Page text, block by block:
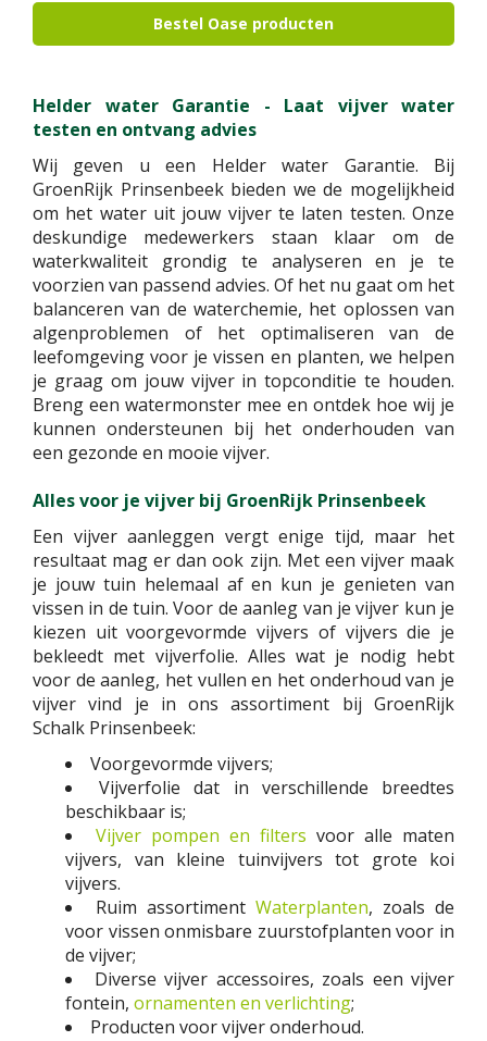
Bestel Oase producten
Helder water Garantie - Laat vijver water
testen en ontvang advies
Wij geven u een Helder water Garantie. Bij
GroenRijk Prinsenbeek bieden we de mogelijkheid
om het water uit jouw vijver te laten testen. Onze
deskundige medewerkers staan klaar om de
waterkwaliteit grondig te analyseren en je te
voorzien van passend advies. Of het nu gaat om het
balanceren van de waterchemie, het oplossen van
algenproblemen of het optimaliseren van de
leefomgeving voor je vissen en planten, we helpen
je graag om jouw vijver in topconditie te houden.
Breng een watermonster mee en ontdek hoe wij je
kunnen ondersteunen bij het onderhouden van
een gezonde en mooie vijver.
Alles voor je vijver bij GroenRijk Prinsenbeek
Een vijver aanleggen vergt enige tijd, maar het
resultaat mag er dan ook zijn. Met een vijver maak
je jouw tuin helemaal af en kun je genieten van
vissen in de tuin. Voor de aanleg van je vijver kun je
kiezen uit voorgevormde vijvers of vijvers die je
bekleedt met vijverfolie. Alles wat je nodig hebt
voor de aanleg, het vullen en het onderhoud van je
vijver vind je in ons assortiment bij GroenRijk
Schalk Prinsenbeek:
Voorgevormde vijvers;
Vijverfolie dat in verschillende breedtes
beschikbaar is;
Vijver pompen en filters voor alle maten
vijvers, van kleine tuinvijvers tot grote koi
vijvers.
Ruim assortiment Waterplanten, zoals de
voor vissen onmisbare zuurstofplanten voor in
de vijver;
Diverse vijver accessoires, zoals een vijver
fontein, ornamenten en verlichting;
Producten voor vijver onderhoud.